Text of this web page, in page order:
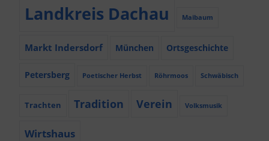
Landkreis Dachau Maibaum
Markt Indersdorf München Ortsgeschichte
Petersberg Poetischer Herbst Röhrmoos Schwäbisch
Trachten Tradition Verein Volksmusik
Wirtshaus